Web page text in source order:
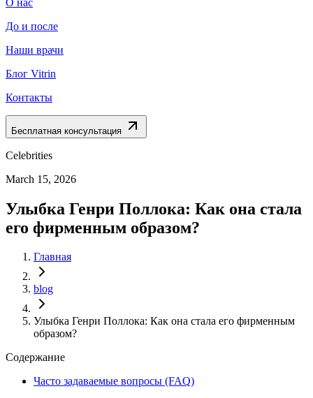
До и после
Наши врачи
Блог Vitrin
Контакты
Бесплатная консультация
Celebrities
March 15, 2026
Улыбка Генри Поллока: Как она стала
его фирменным образом?
Главная
blog
Улыбка Генри Поллока: Как она стала его фирменным
образом?
Содержание
Часто задаваемые вопросы (FAQ)